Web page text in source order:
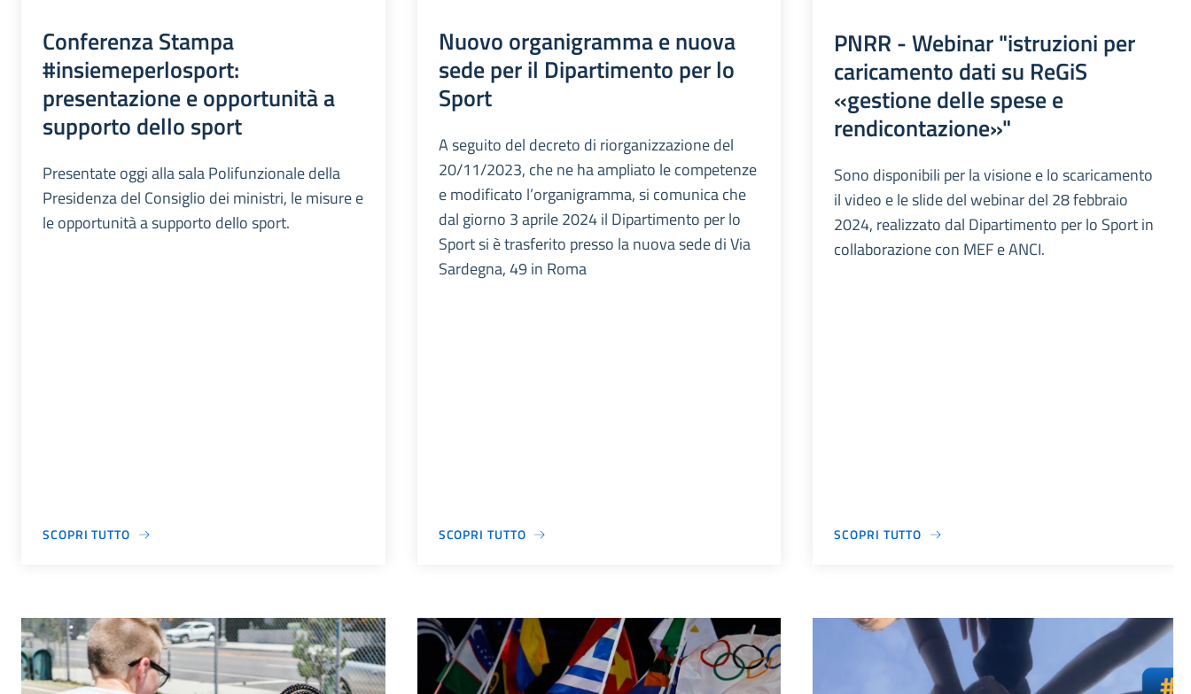
Conferenza Stampa
#insiemeperlosport:
presentazione e opportunità a
supporto dello sport
Presentate oggi alla sala Polifunzionale della
Presidenza del Consiglio dei ministri, le misure e
le opportunità a supporto dello sport.
SCOPRI TUTTO
Nuovo organigramma e nuova
sede per il Dipartimento per lo
Sport
A seguito del decreto di riorganizzazione del
20/11/2023, che ne ha ampliato le competenze
e modificato l’organigramma, si comunica che
dal giorno 3 aprile 2024 il Dipartimento per lo
Sport si è trasferito presso la nuova sede di Via
Sardegna, 49 in Roma
SCOPRI TUTTO
PNRR - Webinar "istruzioni per
caricamento dati su ReGiS
«gestione delle spese e
rendicontazione»"
Sono disponibili per la visione e lo scaricamento
il video e le slide del webinar del 28 febbraio
2024, realizzato dal Dipartimento per lo Sport in
collaborazione con MEF e ANCI.
SCOPRI TUTTO